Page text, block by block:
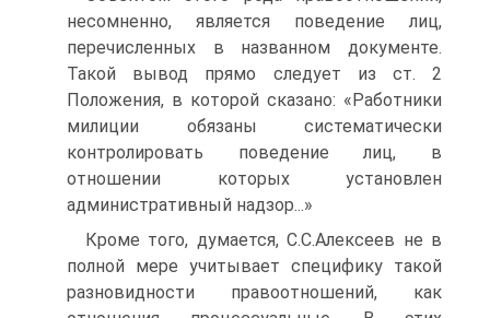
несомненно, является поведение лиц,
перечисленных в названном документе.
Такой вывод прямо следует из ст. 2
Положения, в которой сказано: «Работники
милиции обязаны систематически
контролировать поведение лиц, в
отношении которых установлен
административный надзор...»
Кроме того, думается, С.С.Алексеев не в
полной мере учитывает специфику такой
разновидности правоотношений, как